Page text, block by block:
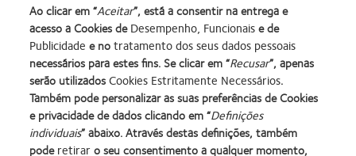
Learn
more
about
Prémio
Silmo
d’Or
para
Learn
more
about
Produto
do
Ano
para
Learn
more
about
2012
&
2010
Melhores
Learn
more
about
2011
Best
Factory
Awards
Learn
more
about
ODMA
2011
(2011)
Learn
more
about
2012
Manufacturing
Leadership
100
Learn
more
about
2012
REBRAND
Learn
more
about
Prémio
da
Ao clicar em “Aceitar”, está a consentir na entrega e
acesso a Cookies deDesempenho, Funcionaise de
Publicidade e notratamento dos seus dados pessoais
necessários para estes fins. Se clicar em “Recusar”, apenas
serão utilizadosCookies Estritamente Necessários.
Também pode personalizar as suas preferências de Cookies
e privacidade de dados clicando em “Definições
individuais” abaixo. Através destas definições, também
poderetiraro seu consentimento a qualquer momento,